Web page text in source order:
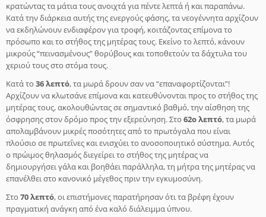
κρατώντας τα μάτια τους ανοιχτά για πέντε λεπτά ή και παραπάνω.
Κατά την διάρκεια αυτής της ενεργούς φάσης, τα νεογέννητα αρχίζουν
να εκδηλώνουν ενδιαφέρον για τροφή, κοιτάζοντας επίμονα το
πρόσωπο και το στήθος της μητέρας τους. Εκείνο το λεπτό, κάνουν
μικρούς “πεινασμένους” θορύβους και τοποθετούν τα δάχτυλα του
χεριού τους στο στόμα τους.
Κατά το 36 λεπτό, τα μωρά δρουν σαν να “επαναφορτίζονται”!
Αρχίζουν να κλωτσάνε επίμονα και κατευθύνονται προς το στήθος της
μητέρας τους, ακολουθώντας σε σημαντικό βαθμό, την αίσθηση της
όσφρησης στον δρόμο προς την εξερεύνηση. Στο 62ο λεπτό, τα μωρά
απολαμβάνουν μικρές ποσότητες από το πρωτόγαλα που είναι
πλούσιο σε πρωτεΐνες και ενισχύει το ανοσοποιητικό σύστημα. Αυτός
ο πρώιμος θηλασμός διεγείρει το στήθος της μητέρας να
δημιουργήσει γάλα και βοηθάει παράλληλα, τη μήτρα της μητέρας να
επανέλθει στο κανονικό μέγεθος πριν την εγκυμοσύνη.
Στο 70 λεπτό, οι επιστήμονες παρατήρησαν ότι τα βρέφη έχουν
πραγματική ανάγκη από ένα καλό διάλειμμα ύπνου.